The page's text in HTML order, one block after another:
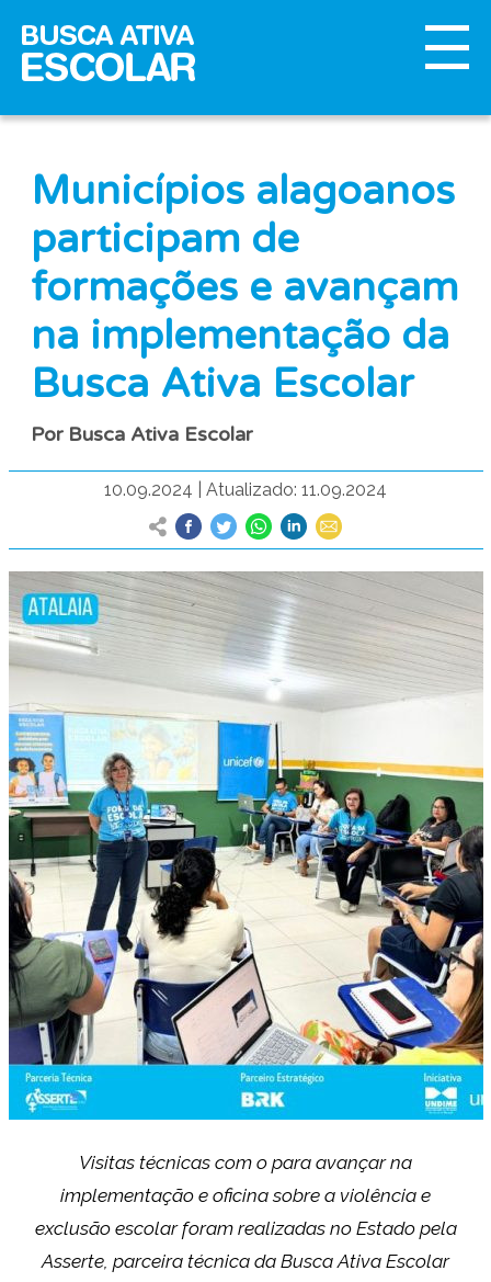
Municípios alagoanos
participam de
formações e avançam
na implementação da
Busca Ativa Escolar
Por Busca Ativa Escolar
10.09.2024 Atualizado: 11.09.2024
Visitas técnicas com o para avançar na
implementação e oficina sobre a violência e
exclusão escolar foram realizadas no Estado pela
Asserte, parceira técnica da Busca Ativa Escolar